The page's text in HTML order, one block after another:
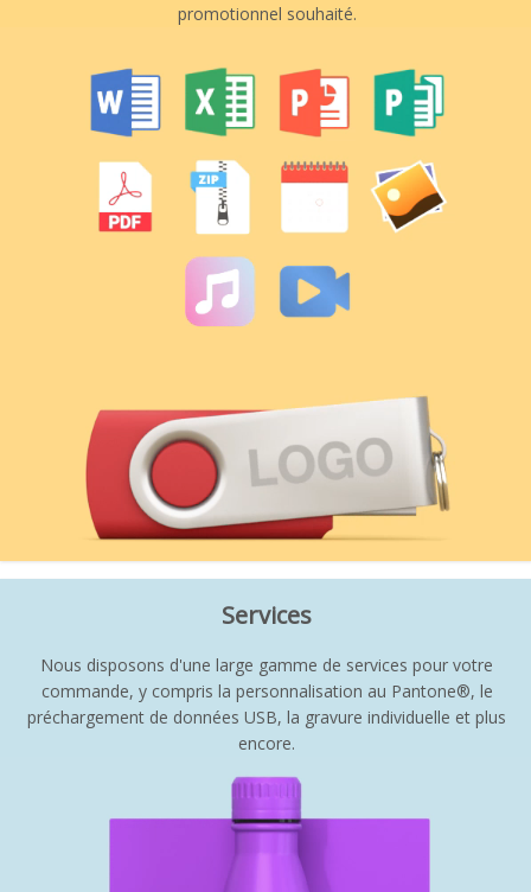
promotionnel souhaité.
Services
Nous disposons d'une large gamme de services pour votre
commande, y compris la personnalisation au Pantone®, le
préchargement de données USB, la gravure individuelle et plus
encore.